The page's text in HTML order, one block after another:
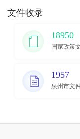
文件收录
18950
国家政策
1957
泉州市文